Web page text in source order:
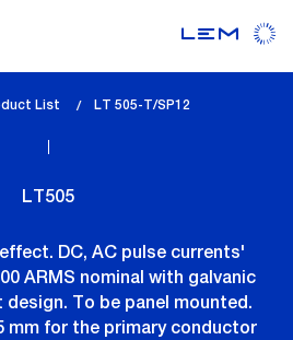
List
lem_current_page
LT 505-T/SP12
LT505
DC, AC pulse currents'
ARMS nominal with galvanic
To be panel mounted.
mm for the primary conductor